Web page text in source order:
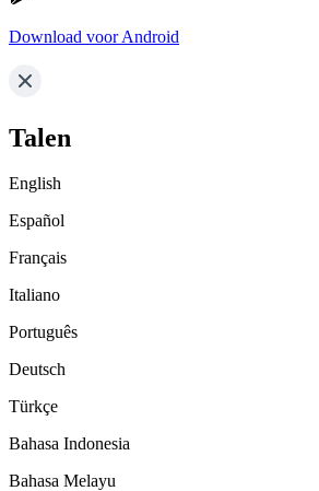
Download voor Android
Talen
English
Español
Français
Italiano
Português
Deutsch
Türkçe
Bahasa Indonesia
Bahasa Melayu